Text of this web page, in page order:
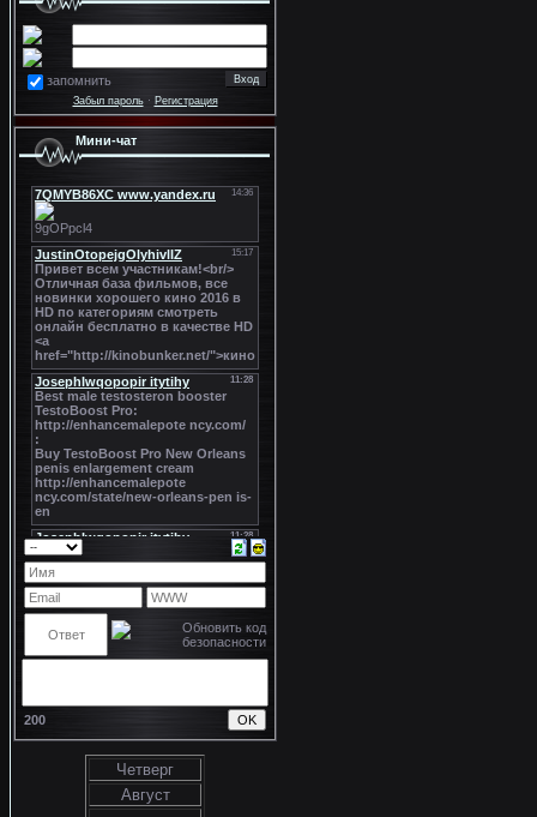
запомнить
Забыл пароль· Регистрация
Мини-чат
200
Четверг
Август